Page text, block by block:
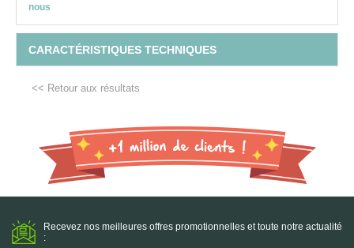
nous
CARACTÉRISTIQUES TECHNIQUES
<< Retour aux résultats
Recevez nos meilleures offres promotionnelles et toute notre actualité
: